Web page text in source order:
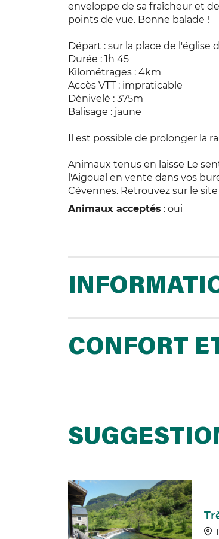
enveloppe de sa fraîcheur et
points de vue. Bonne balade !
Départ : sur la place de l'église
Durée : 1h 45
Kilométrages : 4km
Accès VTT : impraticable
Dénivelé : 375m
Balisage : jaune
Il est possible de prolonger la
Animaux tenus en laisse Le
l'Aigoual en vente dans vos
Cévennes. Retrouvez sur le
Animaux acceptés : oui
CONFORT